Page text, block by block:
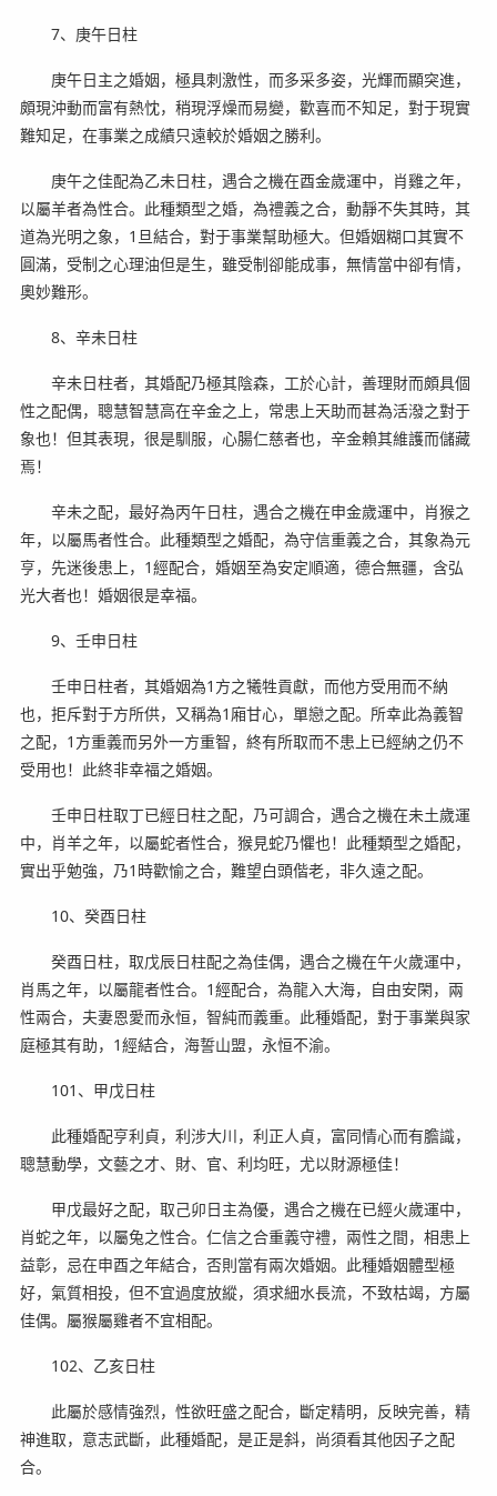
7、庚午日柱
庚午日主之婚姻，極具刺激性，而多采多姿，光輝而顯突進，
頗現沖動而富有熱忱，稍現浮燥而易變，歡喜而不知足，對于現實
難知足，在事業之成績只遠較於婚姻之勝利。
庚午之佳配為乙未日柱，遇合之機在酉金歲運中，肖雞之年，
以屬羊者為性合。此種類型之婚，為禮義之合，動靜不失其時，其
道為光明之象，1旦結合，對于事業幫助極大。但婚姻糊口其實不
圓滿，受制之心理油但是生，雖受制卻能成事，無情當中卻有情，
奧妙難形。
8、辛未日柱
辛未日柱者，其婚配乃極其陰森，工於心計，善理財而頗具個
性之配偶，聰慧智慧高在辛金之上，常患上天助而甚為活潑之對于
象也！但其表現，很是馴服，心腸仁慈者也，辛金賴其維護而儲藏
焉！
辛未之配，最好為丙午日柱，遇合之機在申金歲運中，肖猴之
年，以屬馬者性合。此種類型之婚配，為守信重義之合，其象為元
亨，先迷後患上，1經配合，婚姻至為安定順適，德合無疆，含弘
光大者也！婚姻很是幸福。
9、壬申日柱
壬申日柱者，其婚姻為1方之犧牲貢獻，而他方受用而不納
也，拒斥對于方所供，又稱為1廂甘心，單戀之配。所幸此為義智
之配，1方重義而另外一方重智，終有所取而不患上已經納之仍不
受用也！此終非幸福之婚姻。
壬申日柱取丁已經日柱之配，乃可調合，遇合之機在未土歲運
中，肖羊之年，以屬蛇者性合，猴見蛇乃懼也！此種類型之婚配，
實出乎勉強，乃1時歡愉之合，難望白頭偕老，非久遠之配。
10、癸酉日柱
癸酉日柱，取戊辰日柱配之為佳偶，遇合之機在午火歲運中，
肖馬之年，以屬龍者性合。1經配合，為龍入大海，自由安閑，兩
性兩合，夫妻恩愛而永恒，智純而義重。此種婚配，對于事業與家
庭極其有助，1經結合，海誓山盟，永恒不渝。
101、甲戊日柱
此種婚配亨利貞，利涉大川，利正人貞，富同情心而有膽識，
聰慧動學，文藝之才、財、官、利均旺，尤以財源極佳！
甲戊最好之配，取己卯日主為優，遇合之機在已經火歲運中，
肖蛇之年，以屬兔之性合。仁信之合重義守禮，兩性之間，相患上
益彰，忌在申酉之年結合，否則當有兩次婚姻。此種婚姻體型極
好，氣質相投，但不宜過度放縱，須求細水長流，不致枯竭，方屬
佳偶。屬猴屬雞者不宜相配。
102、乙亥日柱
此屬於感情強烈，性欲旺盛之配合，斷定精明，反映完善，精
神進取，意志武斷，此種婚配，是正是斜，尚須看其他因子之配
合。